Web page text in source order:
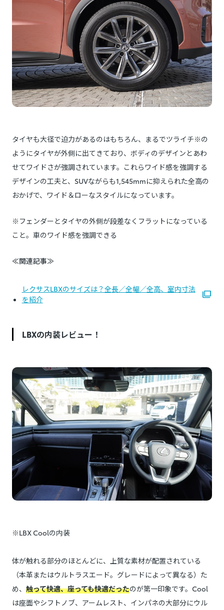
タイヤも大径で迫力があるのはもちろん、まるでツライチ※の
ようにタイヤが外側に出てきており、ボディのデザインとあわ
せてワイドさが強調されています。これらワイド感を強調する
デザインの工夫と、SUVながらも1,545mmに抑えられた全高の
おかげで、ワイド＆ローなスタイルになっています。
※フェンダーとタイヤの外側が段差なくフラットになっている
こと。車のワイド感を強調できる
≪関連記事≫
レクサスLBXのサイズは？全長／全幅／全高、室内寸法
を紹介
LBXの内装レビュー！
※LBX Coolの内装
体が触れる部分のほとんどに、上質な素材が配置されている
（本革またはウルトラスエード。グレードによって異なる）た
め、 触って快適、座っても快適だったのが第一印象です。Cool
は座面やシフトノブ、アームレスト、インパネの大部分にウル